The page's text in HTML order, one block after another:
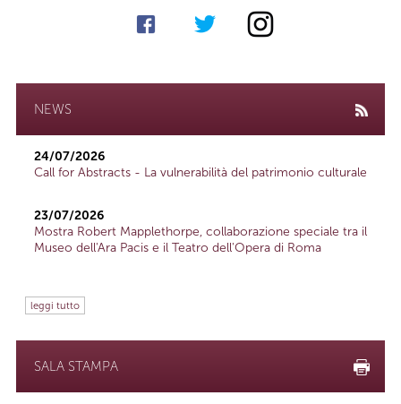
NEWS
24/07/2026
Call for Abstracts - La vulnerabilità del patrimonio culturale
23/07/2026
Mostra Robert Mapplethorpe, collaborazione speciale tra il
Museo dell'Ara Pacis e il Teatro dell'Opera di Roma
leggi tutto
SALA STAMPA